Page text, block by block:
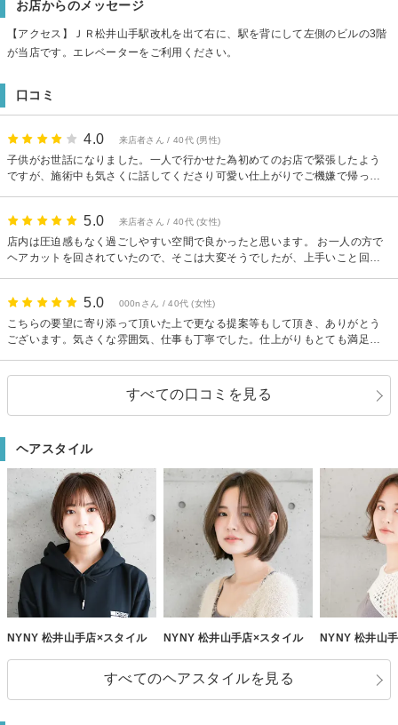
お店からのメッセージ
【アクセス】ＪＲ松井山手駅改札を出て右に、駅を背にして左側のビルの3階
が当店です。エレベーターをご利用ください。
口コミ
4.0 来店者さん / 40代 (男性)
子供がお世話になりました。一人で行かせた為初めてのお店で緊張したよう
ですが、施術中も気さくに話してくださり可愛い仕上がりでご機嫌で帰って
5.0 来店者さん / 40代 (女性)
店内は圧迫感もなく過ごしやすい空間で良かったと思います。 お一人の方で
ヘアカットを回されていたので、そこは大変そうでしたが、上手いこと回さ
5.0 000nさん / 40代 (女性)
こちらの要望に寄り添って頂いた上で更なる提案等もして頂き、ありがとう
ございます。気さくな雰囲気、仕事も丁寧でした。仕上がりもとても満足で
すべての口コミを見る
ヘアスタイル
NYNY 松井山手店×スタイル NYNY 松井山手店×スタイル NYNY 松井山
すべてのヘアスタイルを見る